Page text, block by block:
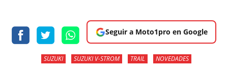
Seguir a Moto1pro en Google
SUZUKI SUZUKI V-STROM TRAIL NOVEDADES